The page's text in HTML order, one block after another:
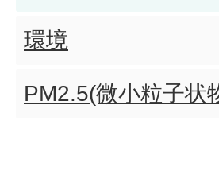
環境
PM2.5(微小粒子状